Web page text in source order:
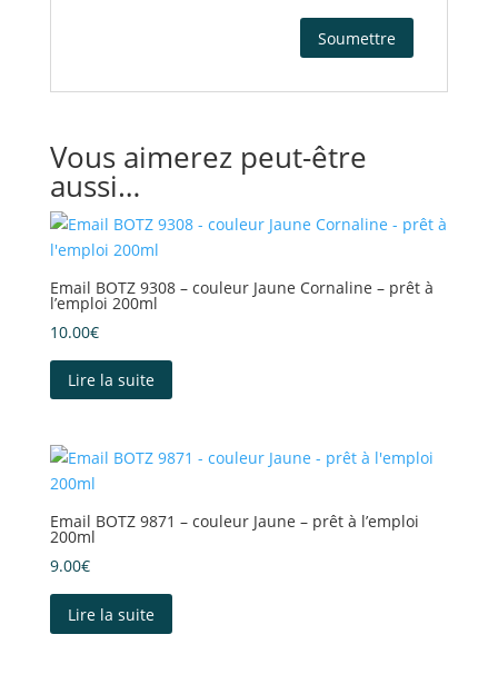
Vous aimerez peut-être
aussi…
Email BOTZ 9308 – couleur Jaune Cornaline – prêt à
l’emploi 200ml
10.00€
Lire la suite
Email BOTZ 9871 – couleur Jaune – prêt à l’emploi
200ml
9.00€
Lire la suite